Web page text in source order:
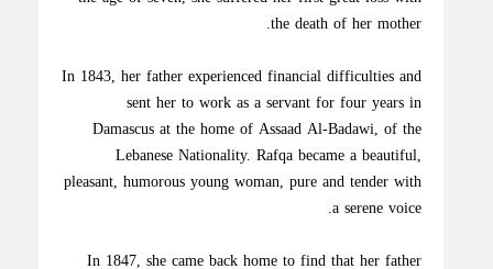
the death of her mother.
In 1843, her father experienced financial difficulties and
sent her to work as a servant for four years in
Damascus at the home of Assaad Al-Badawi, of the
Lebanese Nationality. Rafqa became a beautiful,
pleasant, humorous young woman, pure and tender with
a serene voice.
In 1847, she came back home to find that her father